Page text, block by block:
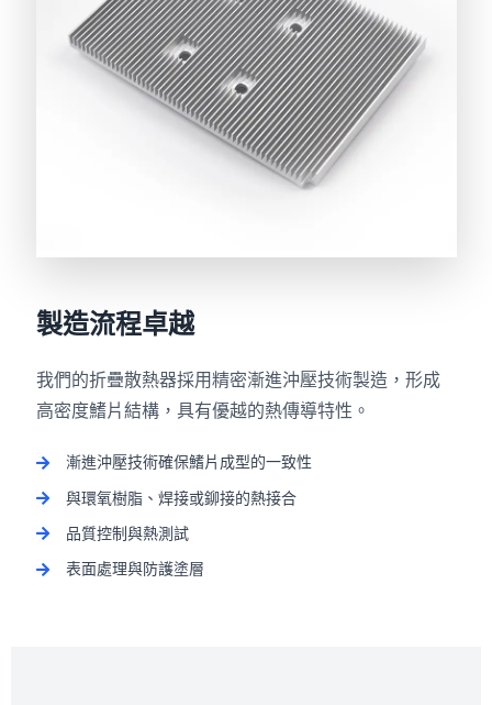
製造流程卓越
我們的折疊散熱器採用精密漸進沖壓技術製造，形成
高密度鰭片結構，具有優越的熱傳導特性。
漸進沖壓技術確保鰭片成型的一致性
與環氧樹脂、焊接或鉚接的熱接合
品質控制與熱測試
表面處理與防護塗層